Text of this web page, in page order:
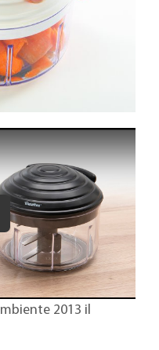
2013 il